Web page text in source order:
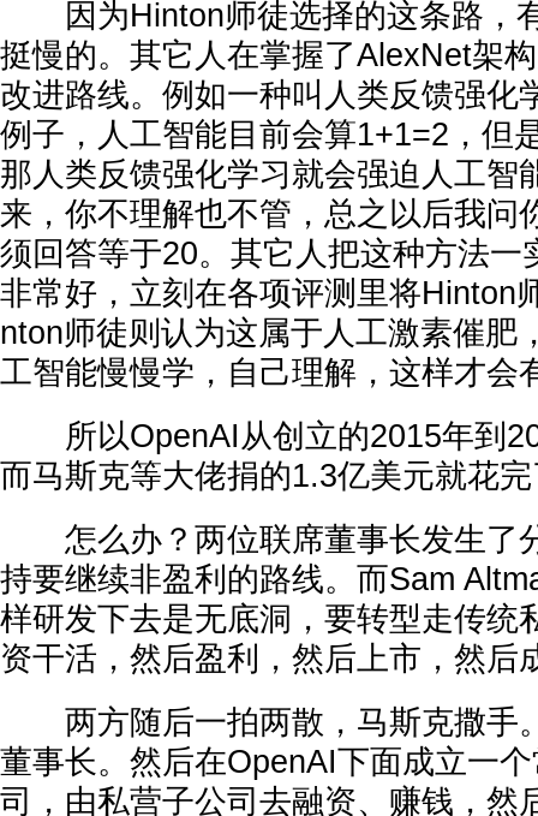
因为Hinton师徒选择的这条路，
挺慢的。其它人在掌握了AlexNet架
改进路线。例如一种叫人类反馈强化
例子，人工智能目前会算1+1=2，但
那人类反馈强化学习就会强迫人工智
来，你不理解也不管，总之以后我问
须回答等于20。其它人把这种方法一
非常好，立刻在各项评测里将Hinton
nton师徒则认为这属于人工激素催肥
工智能慢慢学，自己理解，这样才会
所以OpenAI从创立的2015年到
而马斯克等大佬捐的1.3亿美元就花
怎么办？两位联席董事长发生了
持要继续非盈利的路线。而Sam
样研发下去是无底洞，要转型走传统
资干活，然后盈利，然后上市，然后
两方随后一拍两散，马斯克撒手
董事长。然后在OpenAI下面成立一
司，由私营子公司去融资、赚钱，然